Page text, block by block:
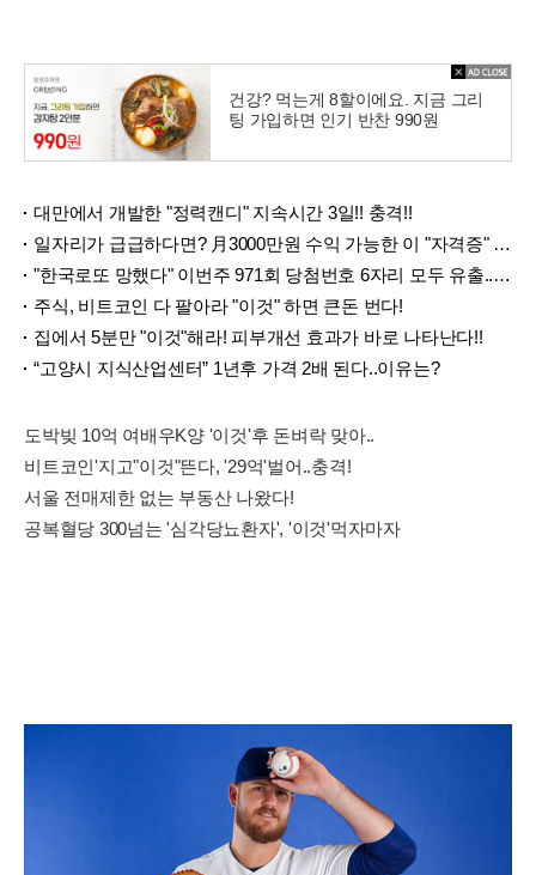
건강? 먹는게 8할이에요. 지금 그리
팅 가입하면 인기 반찬 990원
대만에서 개발한 "정력캔디" 지속시간 3일!! 충격!!
일자리가 급급하다면? 月3000만원 수익 가능한 이 "자격증" 주목받고 있어..
"한국로또 망했다" 이번주 971회 당첨번호 6자리 모두 유출...관계자 실수로 "비상"!
주식, 비트코인 다 팔아라 "이것" 하면 큰돈 번다!
집에서 5분만 "이것"해라! 피부개선 효과가 바로 나타난다!!
“고양시 지식산업센터” 1년후 가격 2배 된다..이유는?
도박빚 10억 여배우K양 '이것'후 돈벼락 맞아..
비트코인'지고"이것"뜬다, '29억'벌어..충격!
서울 전매제한 없는 부동산 나왔다!
공복혈당 300넘는 '심각당뇨환자', '이것'먹자마자